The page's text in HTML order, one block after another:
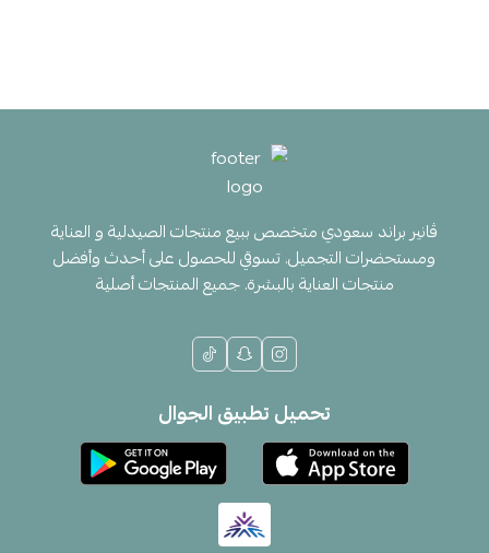
ڤانير براند سعودي متخصص ببيع منتجات الصيدلية و العناية
ومستحضرات التجميل. تسوقي للحصول على أحدث وأفضل
منتجات العناية بالبشرة. جميع المنتجات أصلية
تحميل تطبيق الجوال